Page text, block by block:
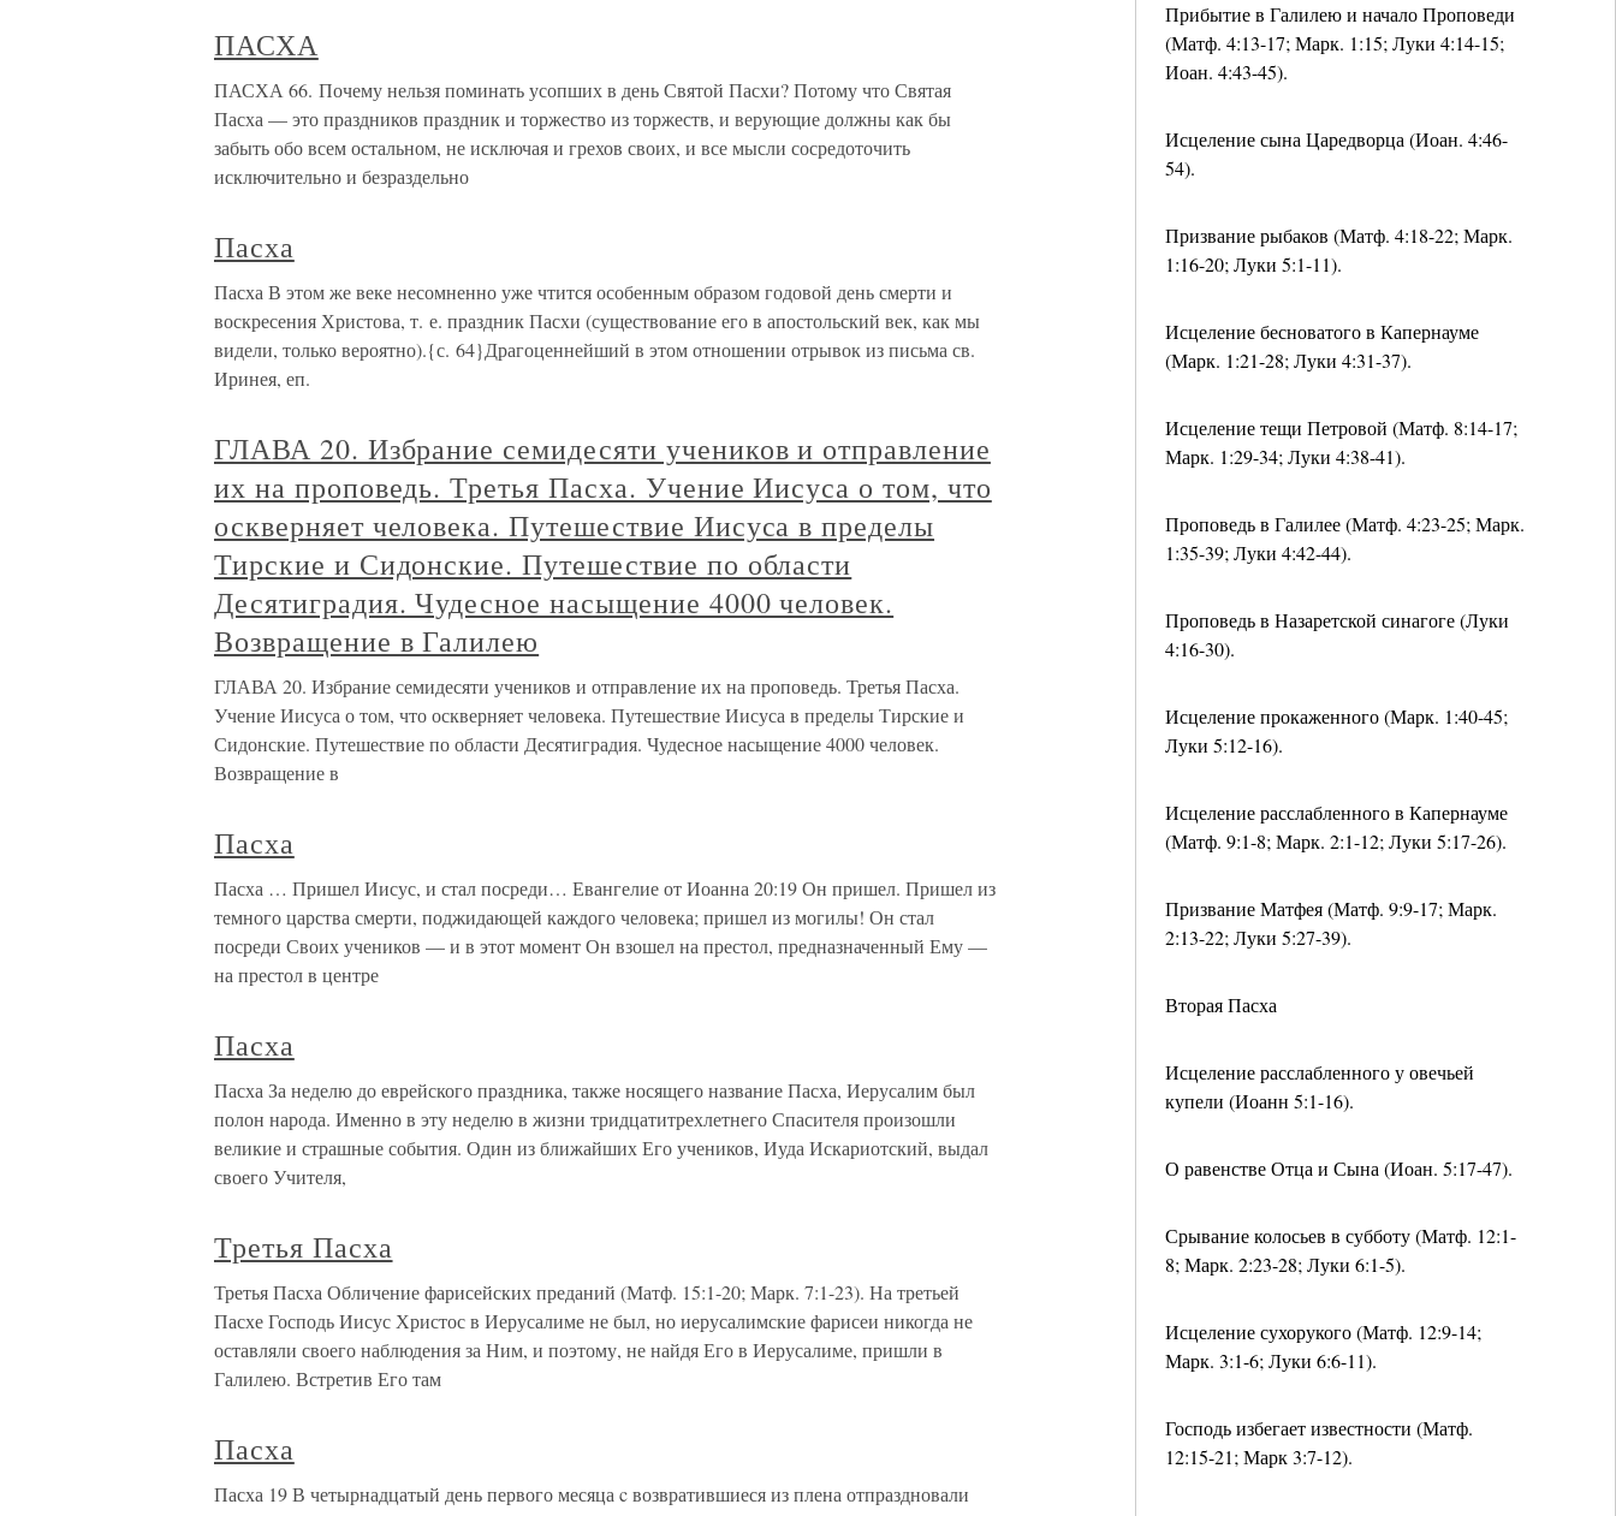
Прибытие в Галилею и начало Проповеди
(Матф. 4:13-17; Марк. 1:15; Луки 4:14-15;
Иоан. 4:43-45).
Исцеление сына Царедворца (Иоан. 4:46-
54).
Призвание рыбаков (Матф. 4:18-22; Марк.
1:16-20; Луки 5:1-11).
Исцеление бесноватого в Капернауме
(Марк. 1:21-28; Луки 4:31-37).
Исцеление тещи Петровой (Матф. 8:14-17;
Марк. 1:29-34; Луки 4:38-41).
Проповедь в Галилее (Матф. 4:23-25; Марк.
1:35-39; Луки 4:42-44).
Проповедь в Назаретской синагоге (Луки
4:16-30).
Исцеление прокаженного (Марк. 1:40-45;
Луки 5:12-16).
Исцеление расслабленного в Капернауме
(Матф. 9:1-8; Марк. 2:1-12; Луки 5:17-26).
Призвание Матфея (Матф. 9:9-17; Марк.
2:13-22; Луки 5:27-39).
Вторая Пасха
Исцеление расслабленного у овечьей
купели (Иоанн 5:1-16).
О равенстве Отца и Сына (Иоан. 5:17-47).
Срывание колосьев в субботу (Матф. 12:1-
8; Марк. 2:23-28; Луки 6:1-5).
Исцеление сухорукого (Матф. 12:9-14;
Марк. 3:1-6; Луки 6:6-11).
Господь избегает известности (Матф.
12:15-21; Марк 3:7-12).
ПАСХА
ПАСХА 66. Почему нельзя поминать усопших в день Святой Пасхи? Потому что Святая
Пасха — это праздников праздник и торжество из торжеств, и верующие должны как бы
забыть обо всем остальном, не исключая и грехов своих, и все мысли сосредоточить
исключительно и безраздельно
Пасха
Пасха В этом же веке несомненно уже чтится особенным образом годовой день смерти и
воскресения Христова, т. е. праздник Пасхи (существование его в апостольский век, как мы
видели, только вероятно).{с. 64}Драгоценнейший в этом отношении отрывок из письма св.
Иринея, еп.
ГЛАВА 20. Избрание семидесяти учеников и отправление
их на проповедь. Третья Пасха. Учение Иисуса о том, что
оскверняет человека. Путешествие Иисуса в пределы
Тирские и Сидонские. Путешествие по области
Десятиградия. Чудесное насыщение 4000 человек.
Возвращение в Галилею
ГЛАВА 20. Избрание семидесяти учеников и отправление их на проповедь. Третья Пасха.
Учение Иисуса о том, что оскверняет человека. Путешествие Иисуса в пределы Тирские и
Сидонские. Путешествие по области Десятиградия. Чудесное насыщение 4000 человек.
Возвращение в
Пасха
Пасха … Пришел Иисус, и стал посреди… Евангелие от Иоанна 20:19 Он пришел. Пришел из
темного царства смерти, поджидающей каждого человека; пришел из могилы! Он стал
посреди Своих учеников — и в этот момент Он взошел на престол, предназначенный Ему —
на престол в центре
Пасха
Пасха За неделю до еврейского праздника, также носящего название Пасха, Иерусалим был
полон народа. Именно в эту неделю в жизни тридцатитрехлетнего Спасителя произошли
великие и страшные события. Один из ближайших Его учеников, Иуда Искариотский, выдал
своего Учителя,
Третья Пасха
Третья Пасха Обличение фарисейских преданий (Матф. 15:1-20; Марк. 7:1-23). На третьей
Пасхе Господь Иисус Христос в Иерусалиме не был, но иерусалимские фарисеи никогда не
оставляли своего наблюдения за Ним, и поэтому, не найдя Его в Иерусалиме, пришли в
Галилею. Встретив Его там
Пасха
Пасха 19 В четырнадцатый день первого месяца c возвратившиеся из плена отпраздновали